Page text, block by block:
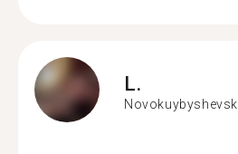
L.
Novokuybyshevsk